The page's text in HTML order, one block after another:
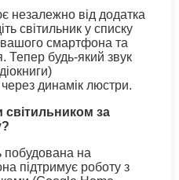
незалежно від додатка
світильник у списку
смартфона та
Тепер будь-який звук
динамік люстри.
за
побудована на
підтримує роботу з